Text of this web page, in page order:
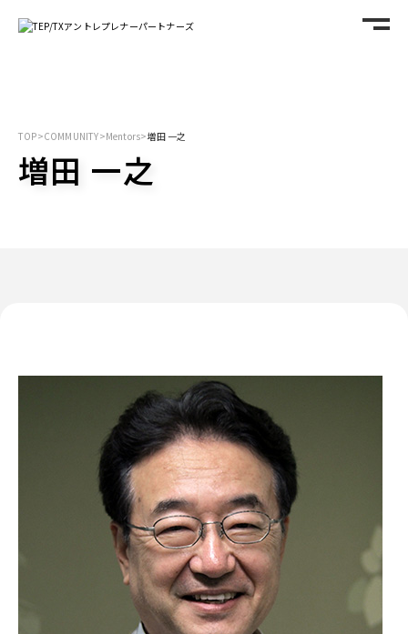
TOP>COMMUNITY>Mentors>増田 一之
増田 一之